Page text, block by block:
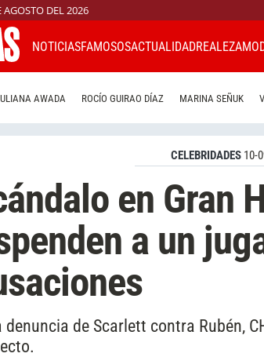
AGOSTO DEL 2026
NOTICIASFAMOSOSACTUALIDADREALEZA
AWADA ROCÍO GUIRAO DÍAZ MARINA SEÑUK
CELEBRIDADES 10-
en Gran
a un
denuncia de Scarlett contra Rubén,